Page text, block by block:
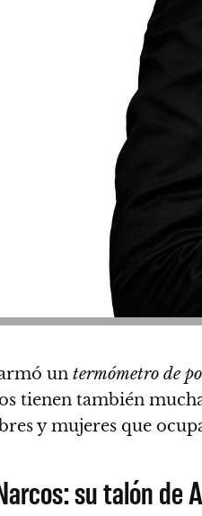
un termómetro de
tienen también
y mujeres que
su talón de